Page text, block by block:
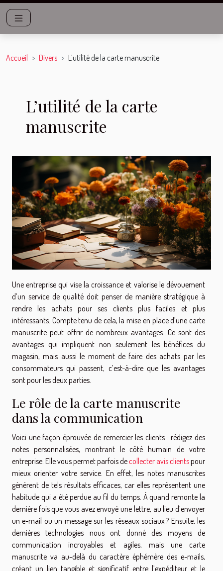
Accueil Divers L’utilité de la carte manuscrite
L’utilité de la carte
manuscrite
Une entreprise qui vise la croissance et valorise le dévouement
d’un service de qualité doit penser de manière stratégique à
rendre les achats pour ses clients plus faciles et plus
intéressants. Compte tenu de cela, la mise en place d’une carte
manuscrite peut offrir de nombreux avantages. Ce sont des
avantages qui impliquent non seulement les bénéfices du
magasin, mais aussi le moment de faire des achats par les
consommateurs qui passent, c’est-à-dire que les avantages
sont pour les deux parties.
Le rôle de la carte manuscrite
dans la communication
Voici une façon éprouvée de remercier les clients : rédigez des
notes personnalisées, montrant le côté humain de votre
entreprise. Elle vous permet parfois decollecter avis clientspour
mieux orienter votre service. En effet, les notes manuscrites
génèrent de tels résultats efficaces, car elles représentent une
habitude qui a été perdue au fil du temps. À quand remonte la
dernière fois que vous avez envoyé une lettre, au lieu d’envoyer
un e-mail ou un message sur les réseaux sociaux ? Ensuite, les
dernières technologies nous ont donné des moyens de
communication incroyables et agiles, mais une carte
manuscrite va au-delà du caractère éphémère des e-mails,
créant un lien tangible et significatif entre l’expéditeur et le